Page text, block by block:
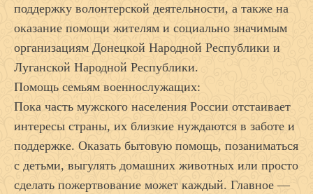
поддержку волонтерской деятельности, а также на
оказание помощи жителям и социально значимым
организациям Донецкой Народной Республики и
Луганской Народной Республики.
Помощь семьям военнослужащих:
Пока часть мужского населения России отстаивает
интересы страны, их близкие нуждаются в заботе и
поддержке. Оказать бытовую помощь, позаниматься
с детьми, выгулять домашних животных или просто
сделать пожертвование может каждый. Главное —